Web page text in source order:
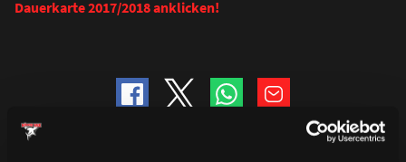
Dauerkarte 2017/2018 anklicken!